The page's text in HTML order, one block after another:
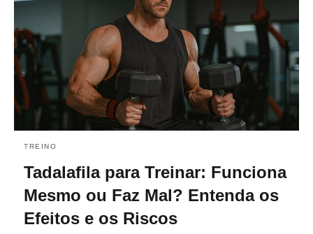
TREINO
Tadalafila para Treinar: Funciona
Mesmo ou Faz Mal? Entenda os
Efeitos e os Riscos